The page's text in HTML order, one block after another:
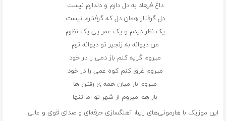
داغ فرهاد به دل دارم و دلدارم نیست
دل گرفتار همان دل که گرفتارم نیست
یک نظر دیدم و یک عمر پی یک نظرم
من دیوانه به زنجیر تو دیوانه ترم
میروم گریه کنم باز دمی را در خود
میروم غرق کنم کوه غمی را در خود
میروم باز میان همه ی رفتن ها
باز هم میروم از شهر تو اما تنها
این موزیک با هارمونی‌های زیبا، آهنگسازی حرفه‌ای و صدای قوی و عالی